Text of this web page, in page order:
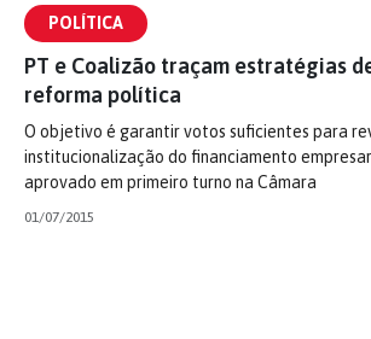
POLÍTICA
PT e Coalizão traçam estratégias
reforma política
O objetivo é garantir votos suficientes para
institucionalização do financiamento
aprovado em primeiro turno na Câmara
01/07/2015